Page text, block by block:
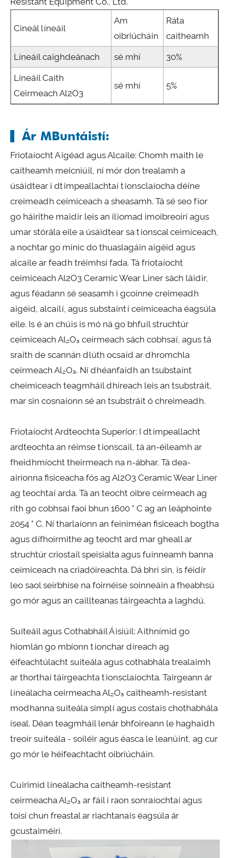
Cineál líneáil
Am
oibriúcháin
Ráta
caitheamh
Líneáil caighdeánach sé mhí 30%
Líneáil Caith
Ceirmeach Al2O3
sé mhí 5%
Ár MBuntáistí:
Friotaíocht Aigéad agus Alcaile: Chomh maith le
caitheamh meicniúil, ní mór don trealamh a
úsáidtear i dtimpeallachtaí tionsclaíocha déine
creimeadh ceimiceach a sheasamh. Tá sé seo fíor
go háirithe maidir leis an iliomad imoibreoirí agus
umar stórála eile a úsáidtear sa tionscal ceimiceach,
a nochtar go minic do thuaslagáin aigéid agus
alcaile ar feadh tréimhsí fada. Tá friotaíocht
ceimiceach Al2O3 Ceramic Wear Liner sách láidir,
agus féadann sé seasamh i gcoinne creimeadh
aigéid, alcailí, agus substaintí ceimiceacha éagsúla
eile. Is é an chúis is mó ná go bhfuil struchtúr
ceimiceach Al₂O₃ ceirmeach sách cobhsaí, agus tá
sraith de scannán dlúth ocsaíd ar dhromchla
ceirmeach Al₂O₃. Ní dhéanfaidh an tsubstaint
cheimiceach teagmháil dhíreach leis an tsubstráit,
mar sin cosnaíonn sé an tsubstráit ó chreimeadh.
Friotaíocht Ardteochta Superior: I dtimpeallacht
ardteochta an réimse tionscail, tá an-éileamh ar
fheidhmíocht theirmeach na n-ábhar. Tá dea-
airíonna fisiceacha fós ag Al2O3 Ceramic Wear Liner
ag teochtaí arda. Tá an teocht oibre ceirmeach ag
rith go cobhsaí faoi bhun 1600 ° C ag an leáphointe
2054 ° C. Ní tharlaíonn an feiniméan fisiceach bogtha
agus dífhoirmithe ag teocht ard mar gheall ar
struchtúr criostail speisialta agus fuinneamh banna
ceimiceach na criadóireachta. Dá bhrí sin, is féidir
leo saol seirbhíse na foirnéise soinneáin a fheabhsú
go mór agus an caillteanas táirgeachta a laghdú.
Suiteáil agus Cothabháil Áisiúil: Aithnímid go
hiomlán go mbíonn tionchar díreach ag
éifeachtúlacht suiteála agus cothabhála trealaimh
ar thorthaí táirgeachta tionsclaíochta. Tairgeann ár
líneálacha ceirmeacha Al₂O₃ caitheamh-resistant
modhanna suiteála simplí agus costais chothabhála
íseal. Déan teagmháil lenár bhfoireann le haghaidh
treoir suiteála - soiléir agus éasca le leanúint, ag cur
go mór le héifeachtacht oibriúcháin.
Cuirimid líneálacha caitheamh-resistant
ceirmeacha Al₂O₃ ar fáil i raon sonraíochtaí agus
toisí chun freastal ar riachtanais éagsúla ár
gcustaiméirí.